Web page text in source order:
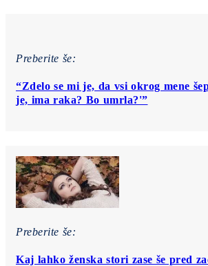
Preberite še:
“Zdelo se mi je, da vsi okrog mene
je, ima raka? Bo umrla?'”
Preberite še:
Kaj lahko ženska stori zase še pred